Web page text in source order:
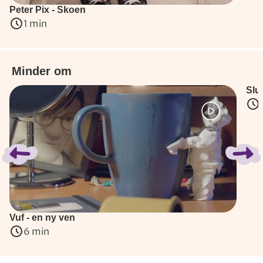
Peter Pix - Skoen
1 min
Minder om
Spring bånd over
Vuf - en ny ven
6 min